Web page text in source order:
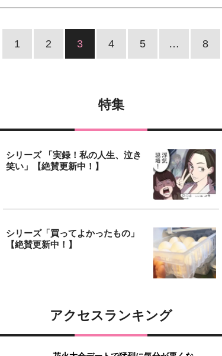
1 2 3 4 5 … 8
特集
シリーズ 「実録！私の人生、泣き
笑い」【絶賛更新中！】
シリーズ「買ってよかったもの」
【絶賛更新中！】
アクセスランキング